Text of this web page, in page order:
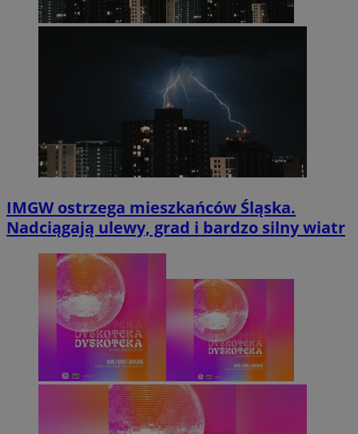
IMGW ostrzega mieszkańców Śląska.
Nadciągają ulewy, grad i bardzo silny wiatr